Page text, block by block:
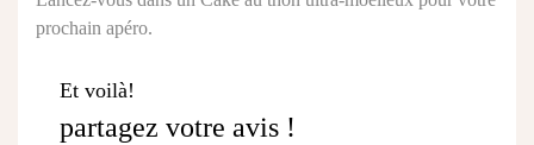
prochain apéro.
Et voilà!
partagez votre avis !